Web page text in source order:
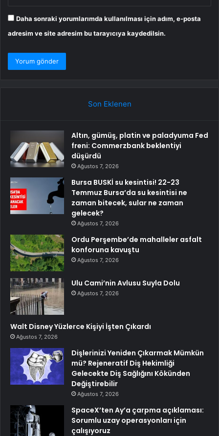
Daha sonraki yorumlarımda kullanılması için adım, e-posta
adresim ve site adresim bu tarayıcıya kaydedilsin.
Son Eklenen
Altın, gümüş, platin ve paladyuma Fed
freni: Commerzbank beklentiyi
düşürdü
Ağustos 7, 2026
Bursa BUSKİ su kesintisi! 22-23
Temmuz Bursa’da su kesintisi ne
zaman bitecek, sular ne zaman
gelecek?
Ağustos 7, 2026
Ordu Perşembe’de mahalleler asfalt
konforuna kavuştu
Ağustos 7, 2026
Ulu Cami’nin Avlusu Suyla Dolu
Ağustos 7, 2026
Walt Disney Yüzlerce Kişiyi İşten Çıkardı
Ağustos 7, 2026
Dişlerinizi Yeniden Çıkarmak Mümkün
mü? Rejeneratif Diş Hekimliği
Gelecekte Diş Sağlığını Kökünden
Değiştirebilir
Ağustos 7, 2026
SpaceX’ten Ay’a çarpma açıklaması:
Sorumlu uzay operasyonları için
çalışıyoruz